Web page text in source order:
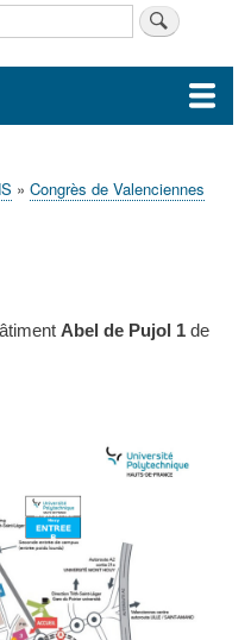
Congrès de Valenciennes
Abel de Pujol 1 de